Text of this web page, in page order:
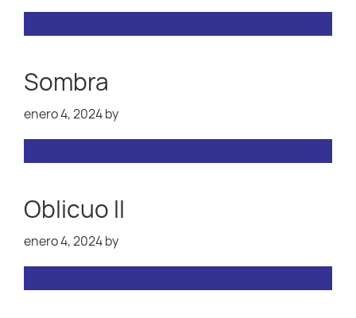
Sombra
enero 4, 2024by
Oblicuo II
enero 4, 2024by